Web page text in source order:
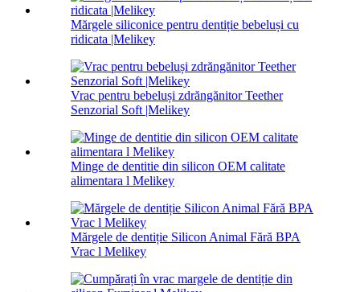
Mărgele siliconice pentru dentiție bebeluși cu
ridicata |Melikey
Vrac pentru bebeluși zdrăngănitor Teether
Senzorial Soft |Melikey
Minge de dentitie din silicon OEM calitate
alimentara l Melikey
Mărgele de dentiție Silicon Animal Fără BPA
Vrac l Melikey